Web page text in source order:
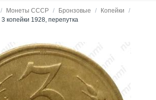
/ Монеты СССР / Бронзовые / Копейки
/
3 копейки 1928, перепутка